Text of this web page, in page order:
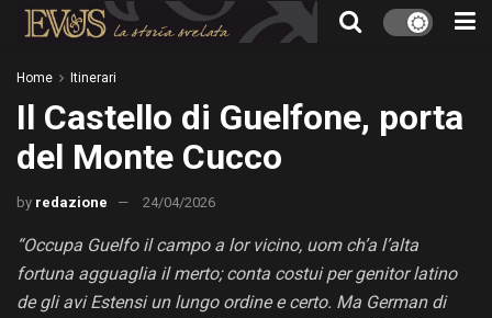
Home Itinerari
Il Castello di Guelfone, porta
del Monte Cucco
by redazione 24/04/2026
“Occupa Guelfo il campo a lor vicino, uom ch’a l’alta
fortuna agguaglia il merto; conta costui per genitor latino
de gli avi Estensi un lungo ordine e certo. Ma German di